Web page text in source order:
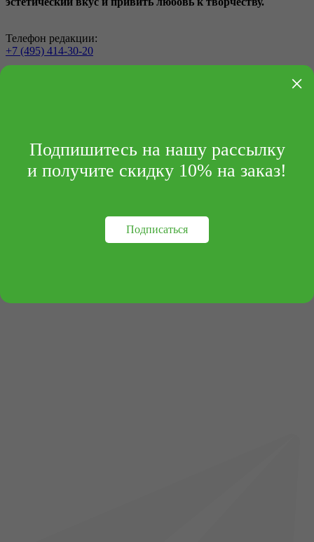
Телефон редакции:
+7 (495) 414-30-20
×
Подпишитесь на нашу рассылку
и получите скидку 10% на заказ!
Подписаться